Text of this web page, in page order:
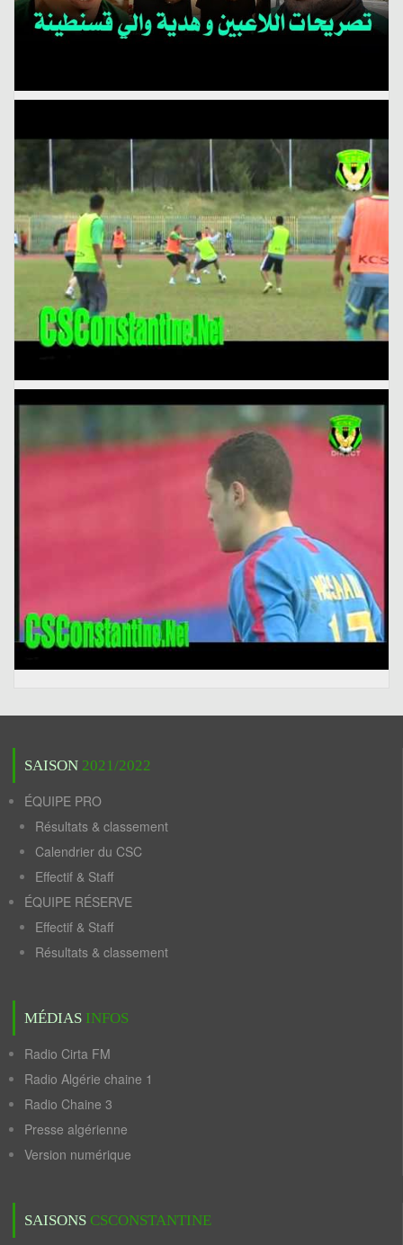
SAISON 2021/2022
ÉQUIPE PRO
Résultats & classement
Calendrier du CSC
Effectif & Staff
ÉQUIPE RÉSERVE
Effectif & Staff
Résultats & classement
MÉDIAS INFOS
Radio Cirta FM
Radio Algérie chaine 1
Radio Chaine 3
Presse algérienne
Version numérique
SAISONS CSCONSTANTINE